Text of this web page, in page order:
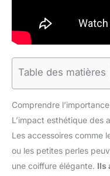
Table des matières
Comprendre
L’impact esthétique des
Les accessoires comme
ou les petites perles
une coiffure élégante. Ils